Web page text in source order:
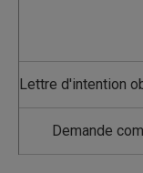
Lettre d'intention
Demande